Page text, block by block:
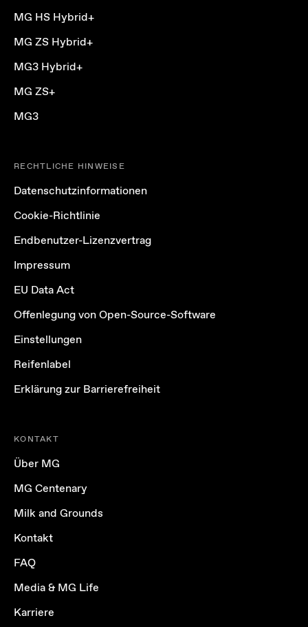
MG HS Hybrid+
MG ZS Hybrid+
MG3 Hybrid+
MG ZS+
MG3
RECHTLICHE HINWEISE
Datenschutzinformationen
Cookie-Richtlinie
Endbenutzer-Lizenzvertrag
Impressum
EU Data Act
Offenlegung von Open-Source-Software
Einstellungen
Reifenlabel
Erklärung zur Barrierefreiheit
KONTAKT
Über MG
MG Centenary
Milk and Grounds
Kontakt
FAQ
Media & MG Life
Karriere